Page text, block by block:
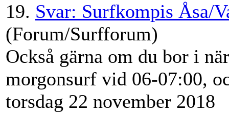
19. Svar: Surfkompis Åsa/
(Forum/Surfforum)
Också gärna om du bor i
morgonsurf vid 06-07:00,
torsdag 22 november 2018